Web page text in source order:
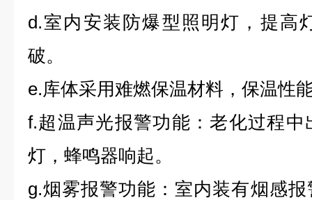
d.室内安装防爆型照明灯，提高
破。
e.库体采用难燃保温材料，保温性
f.超温声光报警功能：老化过程
灯，蜂鸣器响起。
g.烟雾报警功能：室内装有烟感